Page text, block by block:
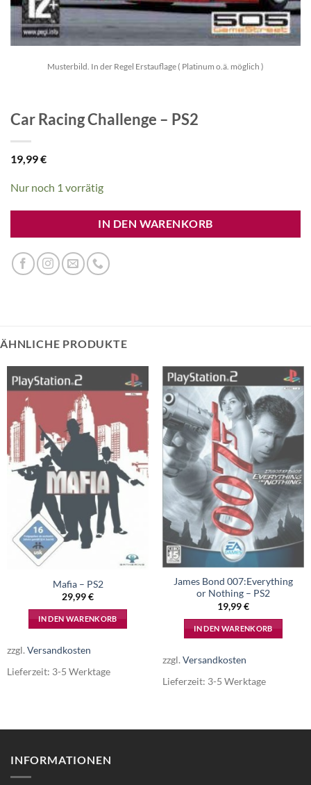
Musterbild. In der Regel Erstauflage ( Platinum o.ä. möglich )
Car Racing Challenge – PS2
19,99€
Nur noch 1 vorrätig
IN DEN WARENKORB
ÄHNLICHE PRODUKTE
Mafia – PS2
29,99€
IN DEN WARENKORB
zzgl. Versandkosten
Lieferzeit: 3-5 Werktage
James Bond 007:Everything
or Nothing – PS2
19,99€
IN DEN WARENKORB
zzgl. Versandkosten
Lieferzeit: 3-5 Werktage
INFORMATIONEN